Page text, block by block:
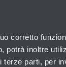
corretto
potrà inoltre
parti, per